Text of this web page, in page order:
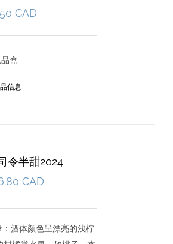
CAD
盒
信息
令半甜2024
CAD
：酒体颜色呈漂亮的浅柠